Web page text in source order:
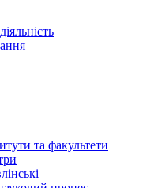
та факультети